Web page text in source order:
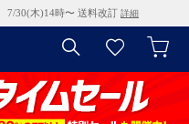
7/30(木)14時〜 送料改訂 詳細